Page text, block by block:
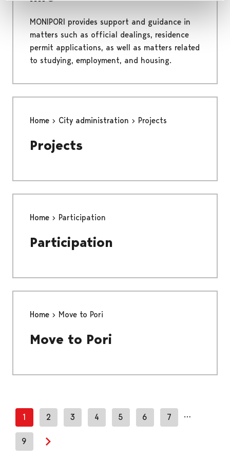
MONIPORI provides support and guidance in
matters such as official dealings, residence
permit applications, as well as matters related
to studying, employment, and housing.
Home City administration Projects
Projects
Home Participation
Participation
Home Move to Pori
Move to Pori
1 2 3 4 5 6 7 …
9